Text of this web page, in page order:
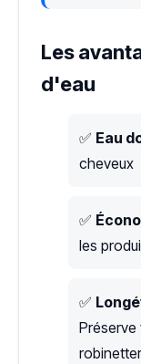
Les
d'eau
✅ Eau
cheveux
✅
les
✅